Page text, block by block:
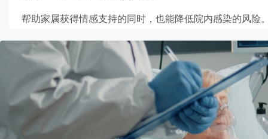
帮助家属获得情感支持的同时，也能降低院内感染的风险